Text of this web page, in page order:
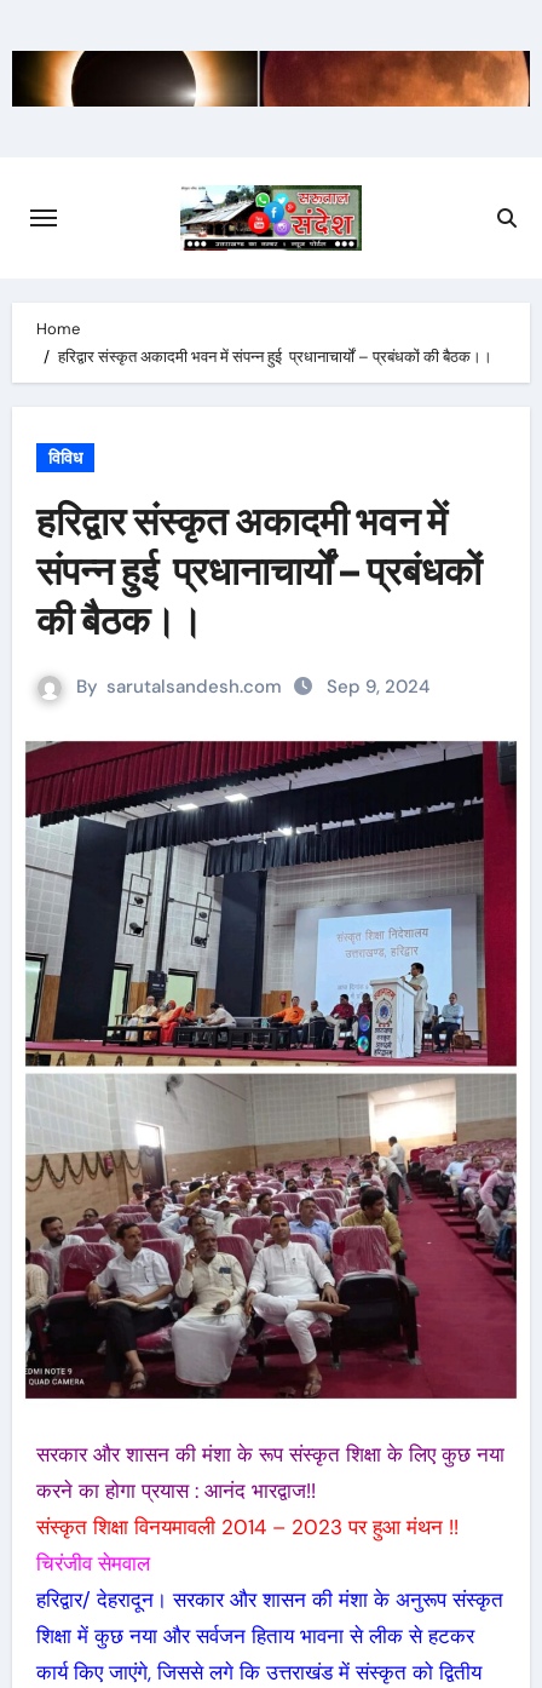
to
Home
हरिद्वार संस्कृत अकादमी भवन में संपन्न हुई प्रधानाचार्यों – प्रबंधकों की बैठक।।
विविध
हरिद्वार संस्कृत अकादमी भवन में
संपन्न हुई प्रधानाचार्यों – प्रबंधकों
की बैठक।।
By sarutalsandesh.com Sep 9, 2024
सरकार और शासन की मंशा के रूप संस्कृत शिक्षा के लिए कुछ नया
करने का होगा प्रयास : आनंद भारद्वाज!!
संस्कृत शिक्षा विनयमावली 2014 – 2023 पर हुआ मंथन !!
चिरंजीव सेमवाल
हरिद्वार/ देहरादून। सरकार और शासन की मंशा के अनुरूप संस्कृत
शिक्षा में कुछ नया और सर्वजन हिताय भावना से लीक से हटकर
कार्य किए जाएंगे, जिससे लगे कि उत्तराखंड में संस्कृत को द्वितीय